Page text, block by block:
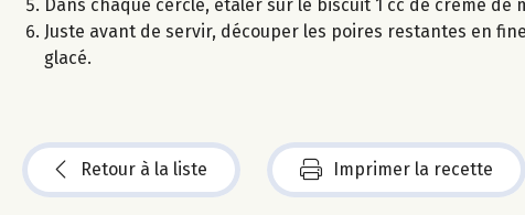
Dans chaque cercle, étaler sur le biscuit 1 cc de crème
Juste avant de servir, découper les poires restantes en
glacé.
Retour à la liste Imprimer la recette